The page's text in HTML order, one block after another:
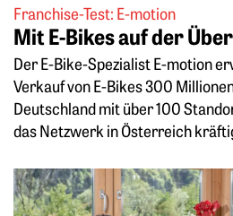
Franchise-Test: E-motion
Mit E-Bikes auf der
Der E-Bike-Spezialist E-motion
Verkauf von E-Bikes 300
Deutschland mit über 100
das Netzwerk in ­Österreich
Weiterlesen: Zweitjob